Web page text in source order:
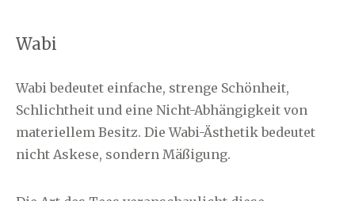
Wabi
Wabi bedeutet einfache, strenge Schönheit,
Schlichtheit und eine Nicht-Abhängigkeit von
materiellem Besitz. Die Wabi-Ästhetik bedeutet
nicht Askese, sondern Mäßigung.